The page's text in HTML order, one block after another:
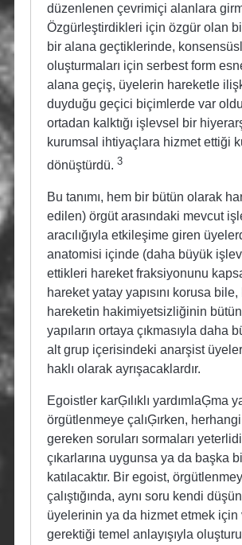
düzenlenen çevrimiçi alanlara
Özgürleştirdikleri için özgür olan
bir alana geçtiklerinde,
oluşturmaları için serbest form
alana geçiş, üyelerin hareketle
duyduğu geçici biçimlerde var
ortadan kalktığı işlevsel bir
kurumsal ihtiyaçlara hizmet ettiği
dönüştürdü. 3
Bu tanımı, hem bir bütün olarak
edilen) örgüt arasındaki mevcut
aracılığıyla etkileşime giren
anatomisi içinde (daha büyük
ettikleri hareket fraksiyonunu
hareket yatay yapısını korusa
hareketin hakimiyetsizliğinin
yapıların ortaya çıkmasıyla daha
alt grup içerisindeki anarşist
haklı olarak ayrışacaklardır.
Egoistler karĢılıklı yardımlaĢma
örgütlenmeye çalıĢırken,
gereken soruları sormaları
çıkarlarına uygunsa ya da başka
katılacaktır. Bir egoist,
çalıştığında, aynı soru kendi
üyelerinin ya da hizmet etmek için
gerektiği temel anlayışıyla